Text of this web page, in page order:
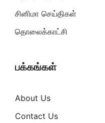
சினிமா செய்திகள்
தொலைக்காட்சி
பக்கங்கள்
About Us
Contact Us